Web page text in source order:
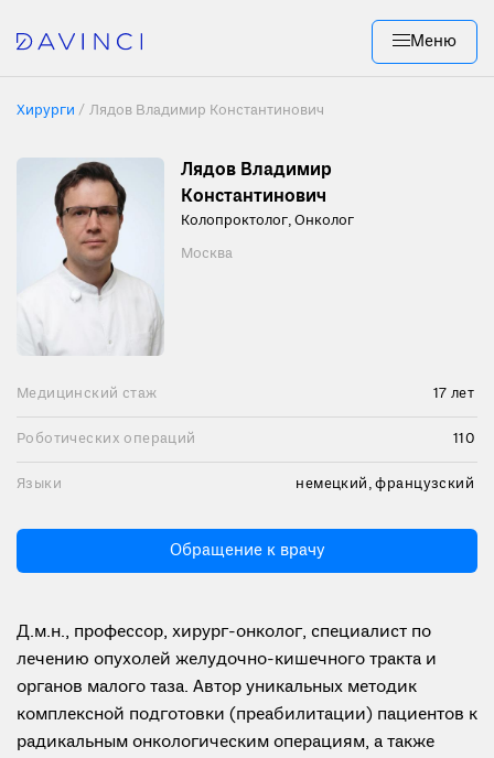
Меню
Хирурги / Лядов Владимир Константинович
Лядов Владимир
Константинович
Колопроктолог, Онколог
Москва
Медицинский стаж 17 лет
Роботических операций 110
Языки немецкий, французский
Обращение к врачу
Д.м.н., профессор, хирург-онколог, специалист по
лечению опухолей желудочно-кишечного тракта и
органов малого таза. Автор уникальных методик
комплексной подготовки (преабилитации) пациентов к
радикальным онкологическим операциям, а также